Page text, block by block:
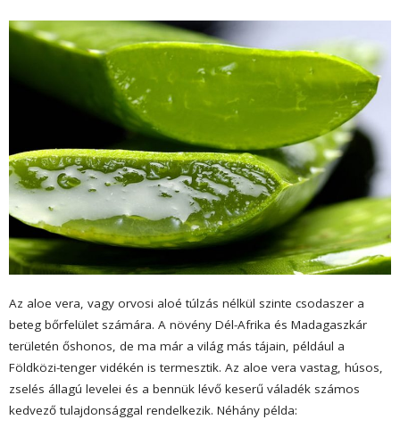
Az aloe vera, vagy orvosi aloé túlzás nélkül szinte csodaszer a
beteg bőrfelület számára. A növény Dél-Afrika és Madagaszkár
területén őshonos, de ma már a világ más tájain, például a
Földközi-tenger vidékén is termesztik. Az aloe vera vastag, húsos,
zselés állagú levelei és a bennük lévő keserű váladék számos
kedvező tulajdonsággal rendelkezik. Néhány példa: